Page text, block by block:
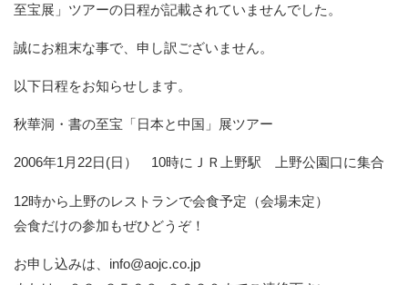
至宝展」ツアーの日程が記載されていませんでした。
誠にお粗末な事で、申し訳ございません。
以下日程をお知らせします。
秋華洞・書の至宝「日本と中国」展ツアー
2006年1月22日(日） 10時にＪＲ上野駅 上野公園口に集合
12時から上野のレストランで会食予定（会場未定）
会食だけの参加もぜひどうぞ！
お申し込みは、info@aojc.co.jp